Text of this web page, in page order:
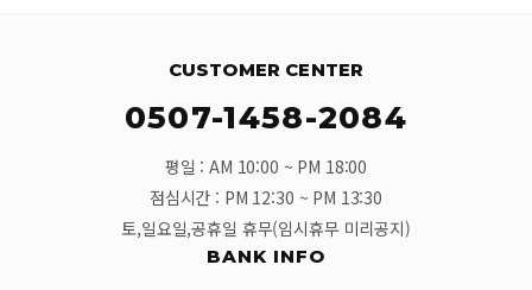
CUSTOMER CENTER
0507-1458-2084
평일 : AM 10:00 ~ PM 18:00
점심시간 : PM 12:30 ~ PM 13:30
토,일요일,공휴일 휴무(임시휴무 미리공지)
BANK INFO